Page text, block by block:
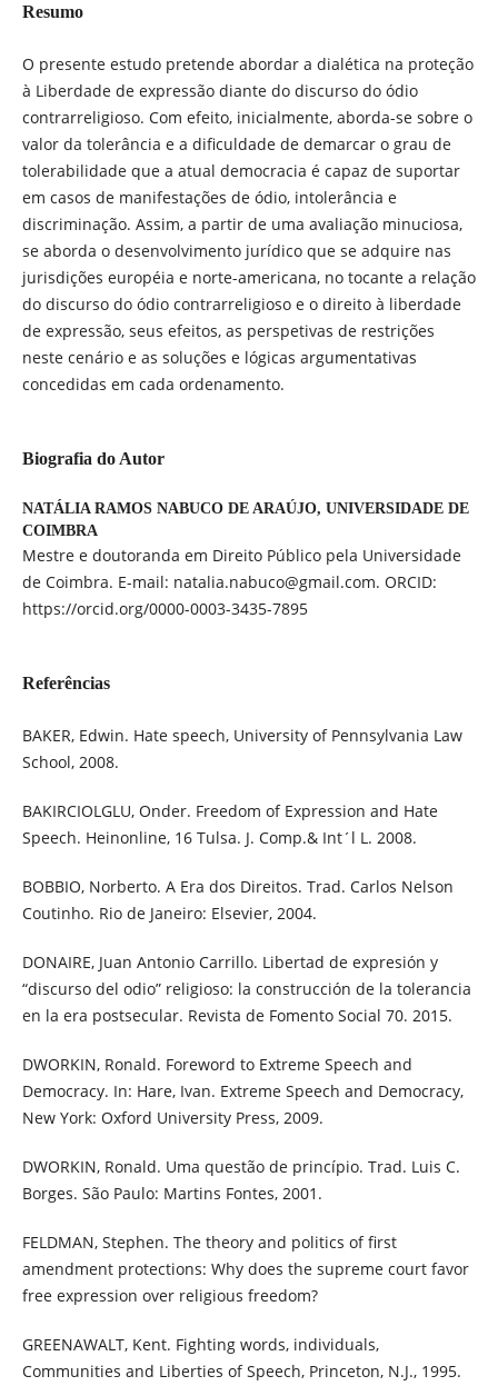
Resumo
O presente estudo pretende abordar a dialética na proteção
à Liberdade de expressão diante do discurso do ódio
contrarreligioso. Com efeito, inicialmente, aborda-se sobre o
valor da tolerância e a dificuldade de demarcar o grau de
tolerabilidade que a atual democracia é capaz de suportar
em casos de manifestações de ódio, intolerância e
discriminação. Assim, a partir de uma avaliação minuciosa,
se aborda o desenvolvimento jurídico que se adquire nas
jurisdições européia e norte-americana, no tocante a relação
do discurso do ódio contrarreligioso e o direito à liberdade
de expressão, seus efeitos, as perspetivas de restrições
neste cenário e as soluções e lógicas argumentativas
concedidas em cada ordenamento.
Biografia do Autor
NATÁLIA RAMOS NABUCO DE ARAÚJO, UNIVERSIDADE DE
COIMBRA
Mestre e doutoranda em Direito Público pela Universidade
de Coimbra. E-mail: natalia.nabuco@gmail.com. ORCID:
https://orcid.org/0000-0003-3435-7895
Referências
BAKER, Edwin. Hate speech, University of Pennsylvania Law
School, 2008.
BAKIRCIOLGLU, Onder. Freedom of Expression and Hate
Speech. Heinonline, 16 Tulsa. J. Comp.& Int´l L. 2008.
BOBBIO, Norberto. A Era dos Direitos. Trad. Carlos Nelson
Coutinho. Rio de Janeiro: Elsevier, 2004.
DONAIRE, Juan Antonio Carrillo. Libertad de expresión y
“discurso del odio” religioso: la construcción de la tolerancia
en la era postsecular. Revista de Fomento Social 70. 2015.
DWORKIN, Ronald. Foreword to Extreme Speech and
Democracy. In: Hare, Ivan. Extreme Speech and Democracy,
New York: Oxford University Press, 2009.
DWORKIN, Ronald. Uma questão de princípio. Trad. Luis C.
Borges. São Paulo: Martins Fontes, 2001.
FELDMAN, Stephen. The theory and politics of first
amendment protections: Why does the supreme court favor
free expression over religious freedom?
GREENAWALT, Kent. Fighting words, individuals,
Communities and Liberties of Speech, Princeton, N.J., 1995.